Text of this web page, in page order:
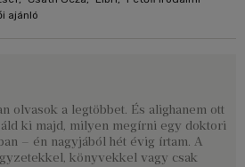
ajánló
olvasok a legtöbbet. És alighanem ott
ki majd, milyen megírni egy doktori
– én nagyjából hét évig írtam. A
könyvekkel vagy csak